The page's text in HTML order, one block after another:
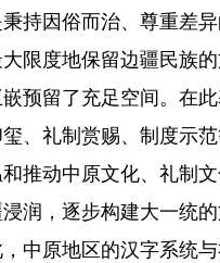
持因俗而治、尊重差
限度地保留边疆民族的
预留了充足空间。在
、礼制赏赐、制度示
推动中原文化、礼制
润，逐步构建大一统
中原地区的汉字系统